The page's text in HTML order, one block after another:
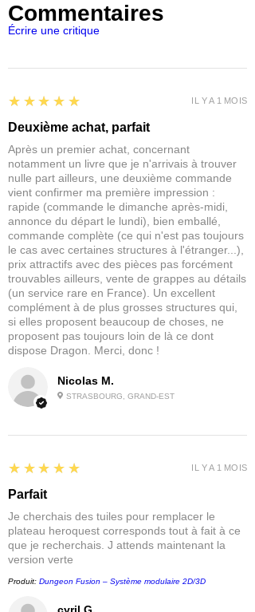
Il comprend une campagne en trois
parties détaillant la montée ou la chute
de la rébellion Stormcloak dans leur
conduit à la bataille de Whiterun. La
seconde place le joueur aux
lui permettant de décider tactiquement
quelles prises attaquer et de pousser
progressivement ses lignes de front
vers la capitale ennemie. Le troisième
et dernier acte se concentre
entièrement sur le siège de la capitale
d'une faction, passant des murs à la
ville elle-même et culminant dans la
confrontation des héros pour une
confrontation finale qui décidera du
sort de Skyrim.
Ce livre contient de nouvelles règles
pour organiser vos batailles dans l'une
des neuf forteresses de Skyrim. De
Haafingar avec ses sommets
vertigineux à The Rift et ses nombreux
développer davantage les mécanismes
d'environnement présentés dans les
règles de base et de découvrir des
champs de bataille plus thématiques.
S'appuyant sur les règles existantes
d'Elder Scrolls: Call to Arms et les
développant, ce livre propose de
nouvelles expériences passionnantes
Commentaires
Écrire une critique
Nicolas M.
STRASBOURG, GRAND-EST
5
★★★★★
Deuxième achat, parfait
Après un premier achat, concernant
notamment un livre que je n'arrivais à trouver
nulle part ailleurs, une deuxième commande
vient confirmer ma première impression :
rapide (commande le dimanche après-midi,
annonce du départ le lundi), bien emballé,
commande complète (ce qui n'est pas toujours
le cas avec certaines structures à l'étranger...),
prix attractifs avec des pièces pas forcément
trouvables ailleurs, vente de grappes au détails
(un service rare en France). Un excellent
complément à de plus grosses structures qui,
si elles proposent beaucoup de choses, ne
proposent pas toujours loin de là ce dont
dispose Dragon. Merci, donc !
IL Y A 1 MOIS
5
★★★★★
Parfait
Je cherchais des tuiles pour remplacer le
plateau heroquest corresponds tout à fait à ce
que je recherchais. J attends maintenant la
version verte
Produit: Dungeon Fusion – Système modulaire 2D/3D
IL Y A 1 MOIS